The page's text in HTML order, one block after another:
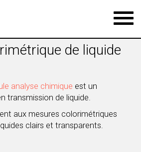
de liquide
analyse chimique est un
transmission de liquide.
aux mesures colorimétriques
clairs et transparents.